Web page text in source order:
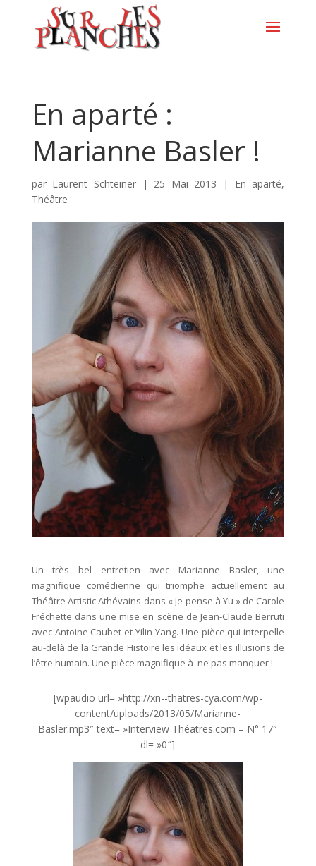
En aparté :
Marianne Basler !
par Laurent Schteiner | 25 Mai 2013 | En aparté,
Théâtre
Un très bel entretien avec Marianne Basler, une
magnifique comédienne qui triomphe actuellement au
Théâtre Artistic Athévains dans « Je pense à Yu » de Carole
Fréchette dans une mise en scène de Jean-Claude Berruti
avec Antoine Caubet et Yilin Yang. Une pièce qui interpelle
au-delà de la Grande Histoire les idéaux et les illusions de
l’être humain. Une pièce magnifique à ne pas manquer !
[wpaudio url= »http://xn--thatres-cya.com/wp-
content/uploads/2013/05/Marianne-
Basler.mp3″ text= »Interview Théatres.com – N° 17″
dl= »0″]